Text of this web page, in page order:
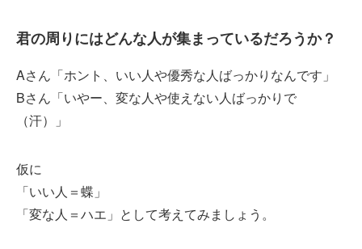
君の周りにはどんな人が集まっているだろうか？
Aさん「ホント、いい人や優秀な人ばっかりなんです」
Bさん「いやー、変な人や使えない人ばっかりで
（汗）」
仮に
「いい人＝蝶」
「変な人＝ハエ」として考えてみましょう。